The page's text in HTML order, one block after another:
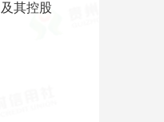
其控股